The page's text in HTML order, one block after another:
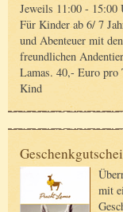
Jeweils 11:00 - 15:00
Für Kinder ab 6/ 7
und Abenteuer mit den
freundlichen
Lamas. 40,- Euro pro
Kind
mit